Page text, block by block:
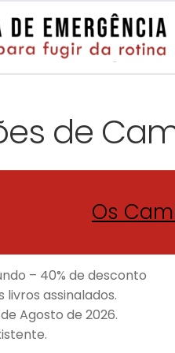
de
Os
– 40% de desconto
livros assinalados.
Agosto de 2026.